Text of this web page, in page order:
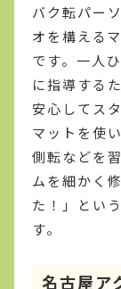
バク転パー
オを構える
です。一人
に指導する
安心してス
マットを使
側転などを
ムを細かく
た！」とい
す。
名古屋ア